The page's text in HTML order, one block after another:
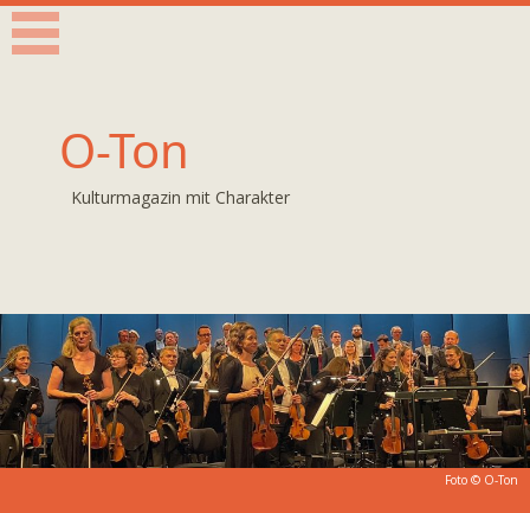
O-Ton
Kulturmagazin mit Charakter
Foto © O-Ton